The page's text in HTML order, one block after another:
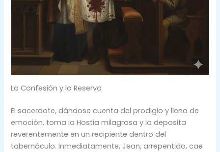
La Confesión y la Reserva
El sacerdote, dándose cuenta del prodigio y lleno de
emoción, toma la Hostia milagrosa y la deposita
reverentemente en un recipiente dentro del
tabernáculo. Inmediatamente, Jean, arrepentido, cae